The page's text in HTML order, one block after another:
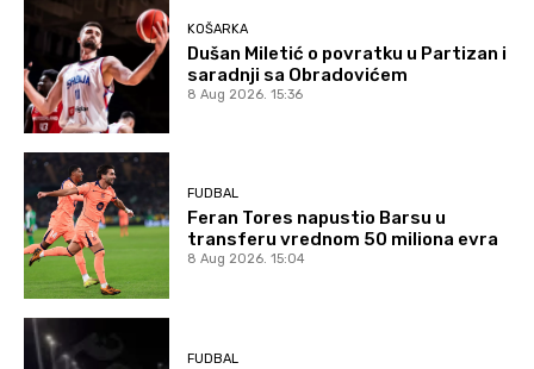
KOŠARKA
Dušan Miletić o povratku u Partizan i
saradnji sa Obradovićem
8 Aug 2026. 15:36
FUDBAL
Feran Tores napustio Barsu u
transferu vrednom 50 miliona evra
8 Aug 2026. 15:04
FUDBAL